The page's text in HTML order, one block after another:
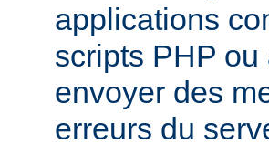
applications
scripts PHP
envoyer des
erreurs du